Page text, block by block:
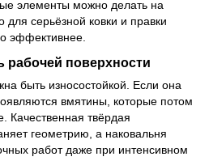
элементы можно делать на
для серьёзной ковки и правки
эффективнее.
рабочей поверхности
быть износостойкой. Если она
вмятины, которые потом
Качественная твёрдая
геометрию, а наковальня
работ даже при интенсивном